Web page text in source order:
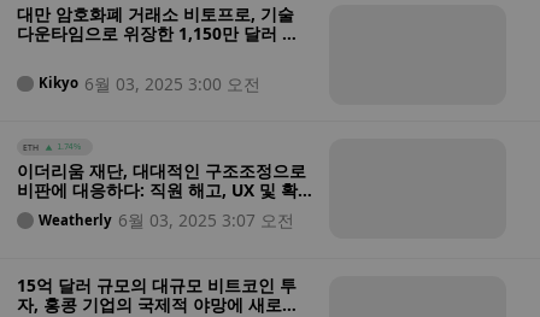
대만 암호화폐 거래소 비토프로, 기술
다운타임으로 위장한 1,150만 달러 규
치르다Kikyo 6월 03, 2025 3:00 오전
ETH 1.74%
이더리움 재단, 대대적인 구조조정으로
비판에 대응하다: 직원 해고, UX 및 확
장을 위한 프로토콜 팀 구성
Weatherly 6월 03, 2025 3:07 오전
15억 달러 규모의 대규모 비트코인 투
자, 홍콩 기업의 국제적 야망에 새로운